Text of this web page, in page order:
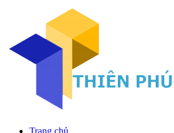
Trang chủ